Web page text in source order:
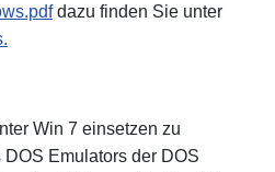
dazu finden Sie unter
Win 7 einsetzen zu
Emulators der DOS